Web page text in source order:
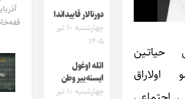
دورنالار قاییداندا
چهارشنبه ۱۰ تیر
ائله اوغول
ایسته‌ییر وطن
چهارشنبه ۱۰ تیر
آذربایجان
قفه‌خانالاری